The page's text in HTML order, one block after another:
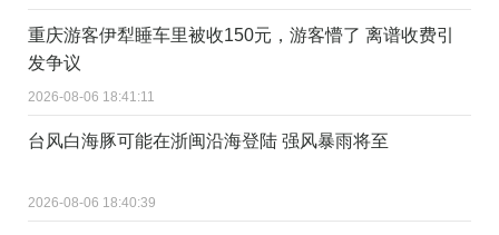
重庆游客伊犁睡车里被收150元，游客懵了 离谱收费引
发争议
2026-08-06 18:41:11
台风白海豚可能在浙闽沿海登陆 强风暴雨将至
2026-08-06 18:40:39